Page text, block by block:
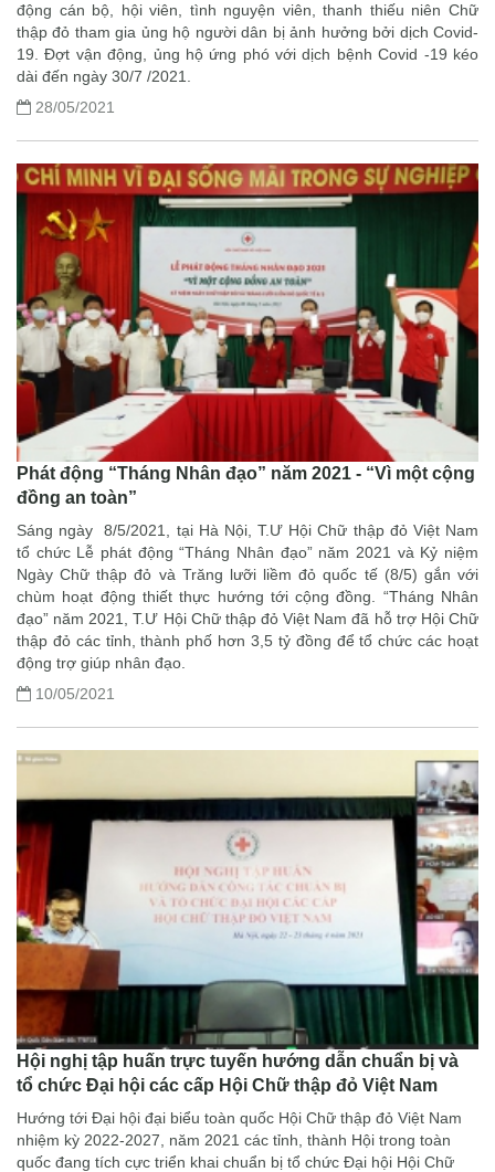
động cán bộ, hội viên, tình nguyện viên, thanh thiếu niên Chữ
thập đỏ tham gia ủng hộ người dân bị ảnh hưởng bởi dịch Covid-
19. Đợt vận động, ủng hộ ứng phó với dịch bệnh Covid -19 kéo
dài đến ngày 30/7 /2021.
28/05/2021
Phát động “Tháng Nhân đạo” năm 2021 - “Vì một cộng
đồng an toàn”
Sáng ngày 8/5/2021, tại Hà Nội, T.Ư Hội Chữ thập đỏ Việt Nam
tổ chức Lễ phát động “Tháng Nhân đạo” năm 2021 và Kỷ niệm
Ngày Chữ thập đỏ và Trăng lưỡi liềm đỏ quốc tế (8/5) gắn với
chùm hoạt động thiết thực hướng tới cộng đồng. “Tháng Nhân
đạo” năm 2021, T.Ư Hội Chữ thập đỏ Việt Nam đã hỗ trợ Hội Chữ
thập đỏ các tỉnh, thành phố hơn 3,5 tỷ đồng để tổ chức các hoạt
động trợ giúp nhân đạo.
10/05/2021
Hội nghị tập huấn trực tuyến hướng dẫn chuẩn bị và
tổ chức Đại hội các cấp Hội Chữ thập đỏ Việt Nam
Hướng tới Đại hội đại biểu toàn quốc Hội Chữ thập đỏ Việt Nam
nhiệm kỳ 2022-2027, năm 2021 các tỉnh, thành Hội trong toàn
quốc đang tích cực triển khai chuẩn bị tổ chức Đại hội Hội Chữ